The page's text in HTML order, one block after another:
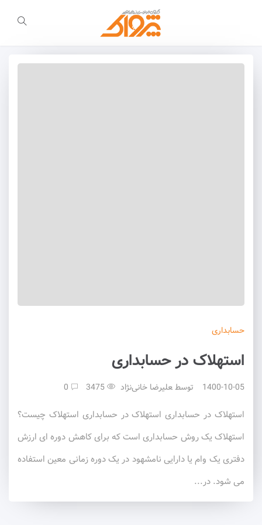
حسابداری
استهلاک در حسابداری
1400-10-05 توسط علیرضا خانی‌نژاد
استهلاک در حسابداری استهلاک در حسابداری استهلاک چیست؟
استهلاک یک روش حسابداری است که برای کاهش دوره ای ارزش
دفتری یک وام یا دارایی نامشهود در یک دوره زمانی معین استفاده
می شود. در...